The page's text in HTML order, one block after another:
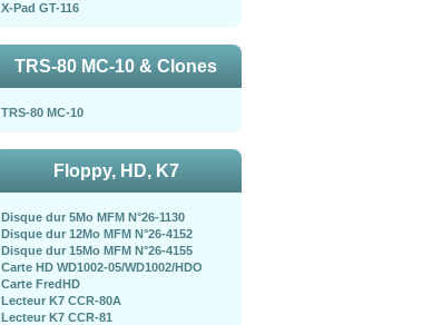
X-Pad GT-116
TRS-80 MC-10 & Clones
TRS-80 MC-10
Floppy, HD, K7
Disque dur 5Mo MFM N°26-1130
Disque dur 12Mo MFM N°26-4152
Disque dur 15Mo MFM N°26-4155
Carte HD WD1002-05/WD1002/HDO
Carte FredHD
Lecteur K7 CCR-80A
Lecteur K7 CCR-81